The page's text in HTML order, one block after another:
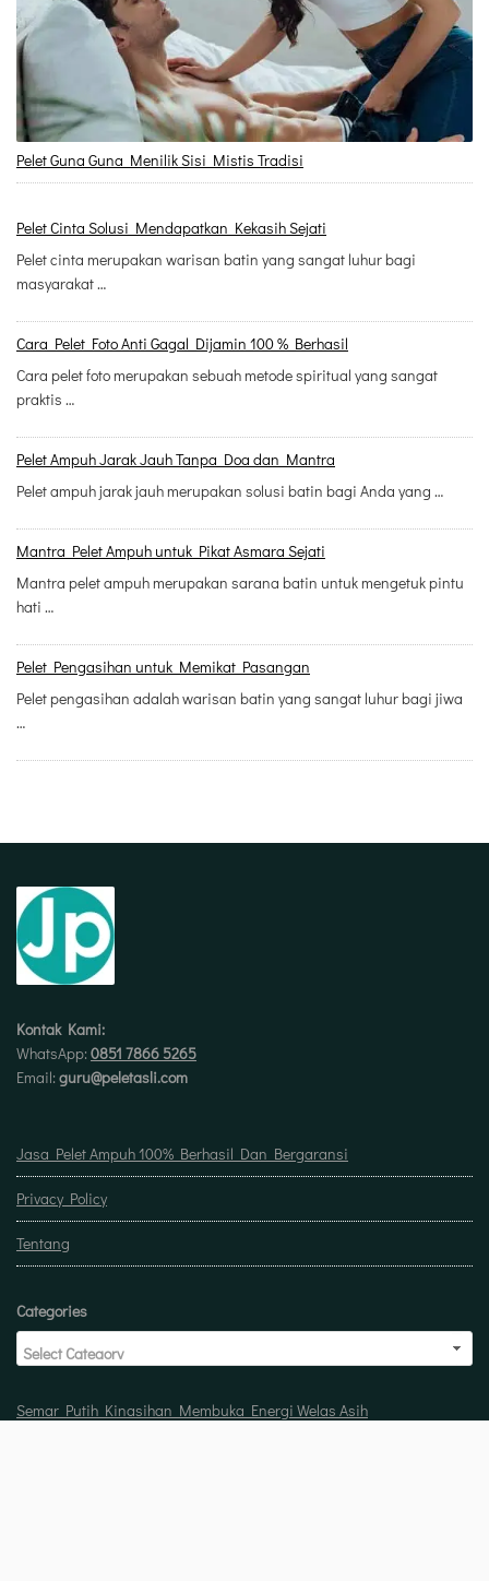
Pelet Guna Guna Menilik Sisi Mistis Tradisi
Pelet Cinta Solusi Mendapatkan Kekasih Sejati
Pelet cinta merupakan warisan batin yang sangat luhur bagi
masyarakat …
Cara Pelet Foto Anti Gagal Dijamin 100 % Berhasil
Cara pelet foto merupakan sebuah metode spiritual yang sangat
praktis …
Pelet Ampuh Jarak Jauh Tanpa Doa dan Mantra
Pelet ampuh jarak jauh merupakan solusi batin bagi Anda yang …
Mantra Pelet Ampuh untuk Pikat Asmara Sejati
Mantra pelet ampuh merupakan sarana batin untuk mengetuk pintu
hati …
Pelet Pengasihan untuk Memikat Pasangan
Pelet pengasihan adalah warisan batin yang sangat luhur bagi jiwa
…
Kontak Kami:
WhatsApp: 0851 7866 5265
Email: guru@peletasli.com
Jasa Pelet Ampuh 100% Berhasil Dan Bergaransi
Privacy Policy
Tentang
Categories
Semar Putih Kinasihan Membuka Energi Welas Asih